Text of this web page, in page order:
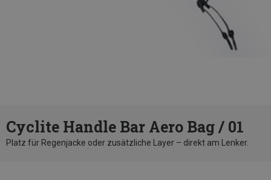
Cyclite Handle Bar Aero Bag / 01
Platz für Regenjacke oder zusätzliche Layer – direkt am Lenker.